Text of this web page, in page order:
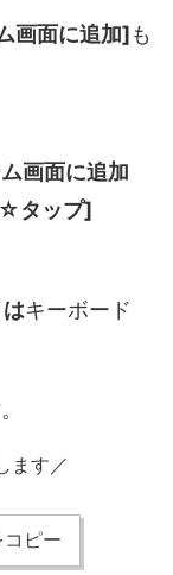
画面に追加]も
画面に追加
タップ]
キーボード
ます／
ピー